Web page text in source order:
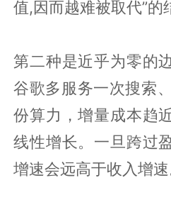
值,因而越难被取代”的
第二种是近乎为零的
谷歌多服务一次搜索
份算力，增量成本趋
线性增长。一旦跨过
增速会远高于收入增速